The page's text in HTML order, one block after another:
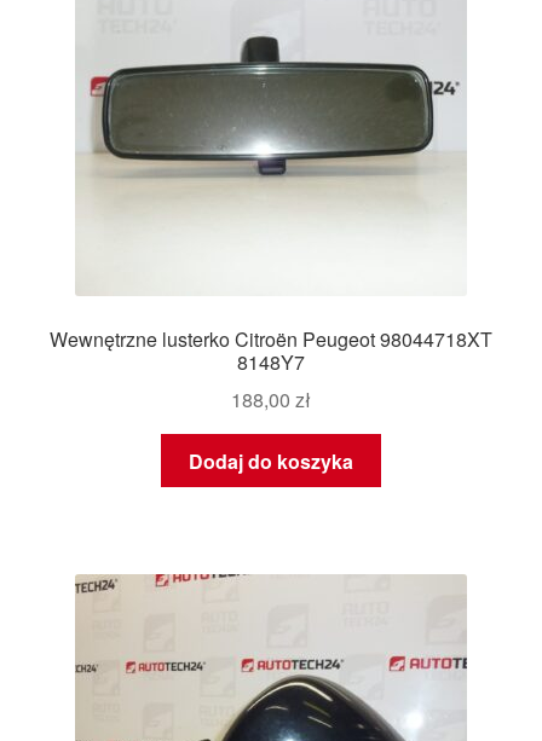
Wewnętrzne lusterko Citroën Peugeot 98044718XT
8148Y7
188,00 zł
Dodaj do koszyka